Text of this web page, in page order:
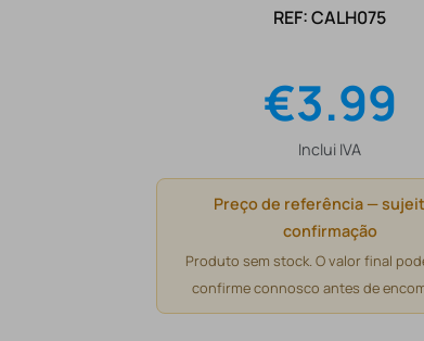
REF: CALH075
€3.99
Inclui IVA
Preço de referência —
confirmação
Produto sem stock. O valor final
confirme connosco antes de